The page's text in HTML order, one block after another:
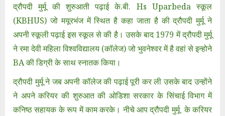
द्रौपदी मुर्मू की शुरुआती पढ़ाई के.बी. Hs Uparbeda स्कूल
(KBHUS) जो मयूरभंज में स्थित है कहा जाता है की द्रौपदी मुर्मू ने
अपनी स्कूली पढ़ाई इस स्कूल से की है। उसके बाद 1979 में द्रौपदी मुर्मू
ने रमा देवी महिला विश्वविद्यालय (कॉलेज) जो भुवनेश्वर में है वहां से इन्होने
BA की डिग्री के साथ स्नातक किया।
द्रौपदी मुर्मू ने जब अपनी कॉलेज की पढ़ाई पूरी कर ली उसके बाद उन्होंने
ने अपने करियर की शुरुआत की ओडिशा सरकार के सिंचाई विभाग में
कनिष्ठ सहायक के रूप में काम करके। नीचे आप द्रौपदी मुर्मू के करियर